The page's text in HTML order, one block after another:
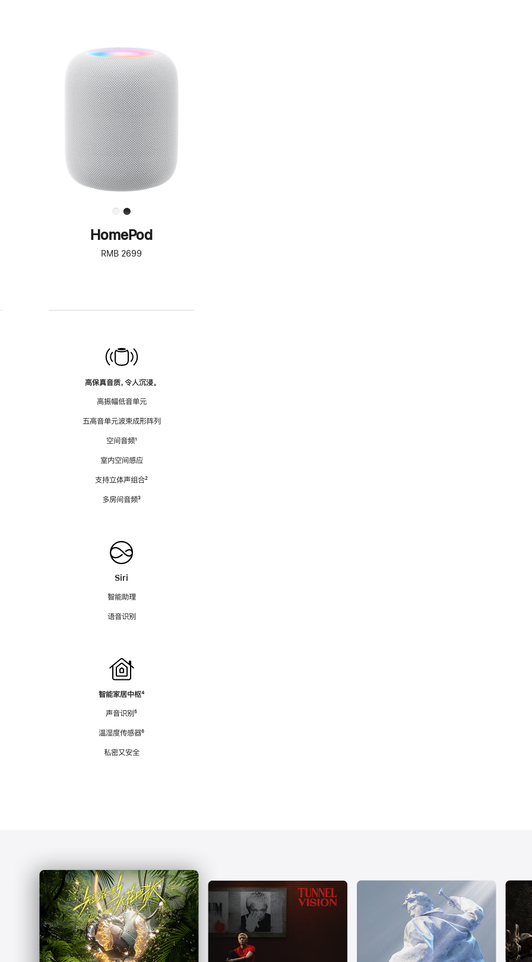
进
一
步
了
解
HomePod<
HomePod
RMB 2699
高保真音质，令人沉浸。
高振幅低音单元
五高音单元波束成形阵列
空间音频脚
¹
室内空间感应
支持立体声组合脚
²
多房间音频脚
³
Siri
智能助理
语音识别
智能家居中枢脚
⁴
声音识别脚
⁵
温湿度传感器脚
⁶
私密又安全